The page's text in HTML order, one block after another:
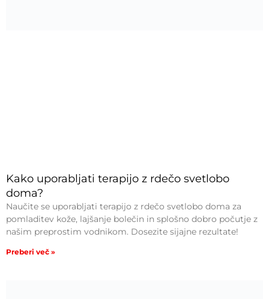
Kako uporabljati terapijo z rdečo svetlobo
doma?
Naučite se uporabljati terapijo z rdečo svetlobo doma za
pomladitev kože, lajšanje bolečin in splošno dobro počutje z
našim preprostim vodnikom. Dosezite sijajne rezultate!
Preberi več »